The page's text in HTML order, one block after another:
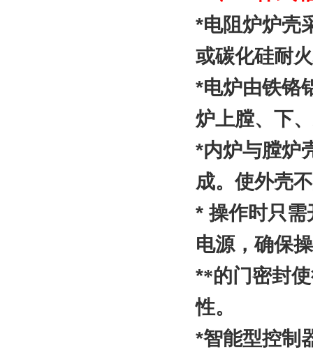
*电阻炉炉壳
或碳化硅耐
*电炉由铁铬
炉上膛、下
*内炉与膛炉
成。使外壳
*操作时只需
电源，确保
**的门密封
性。
*智能型控制